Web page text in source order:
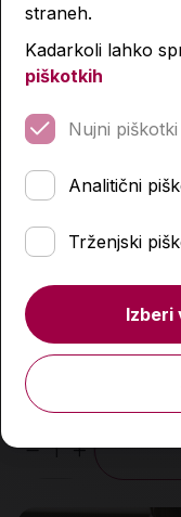
PISANI SVET ZNANJA ZGODOVINA
zgodovino v 6.
16,50 €
Količina
straneh.
Kadarkoli lahko
piškotkih
Nujni piškotki
Analitični
Trženjski
Izberi